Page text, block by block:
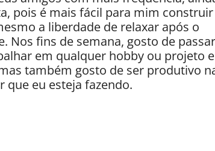
pois é mais fácil para mim construir
a liberdade de relaxar após o
Nos fins de semana, gosto de passar
em qualquer hobby ou projeto
também gosto de ser produtivo
eu esteja fazendo.